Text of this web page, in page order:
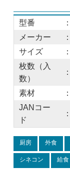
型番 ：
メーカー
：
サイズ
：
枚数（入
数）
：
素材 ：
JANコー
ド
：
厨房 外食
シネコン 給食